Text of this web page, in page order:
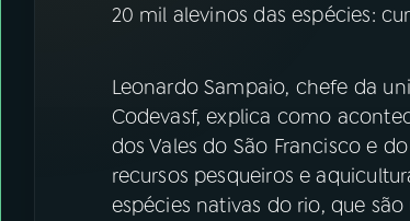
20 mil alevinos das espécies:
Leonardo Sampaio, chefe da
Codevasf, explica como
dos Vales do São Francisco e
recursos pesqueiros e
espécies nativas do rio, que